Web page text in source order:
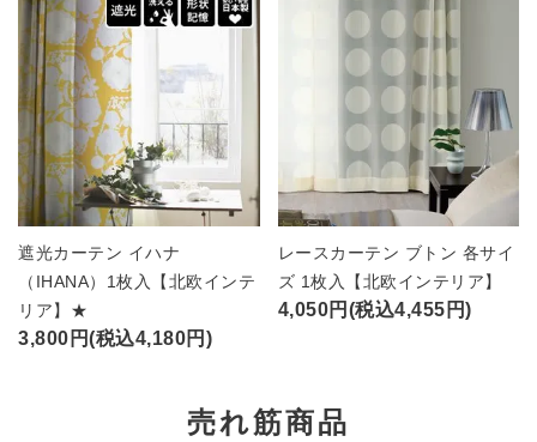
遮光カーテン イハナ
（IHANA）1枚入【北欧インテ
リア】★
3,800円(税込4,180円)
レースカーテン ブトン 各サイ
ズ 1枚入【北欧インテリア】
4,050円(税込4,455円)
売れ筋商品